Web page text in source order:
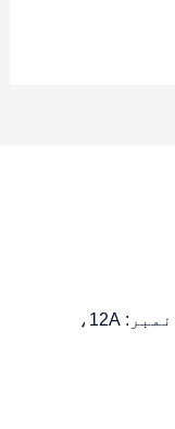
سسلی مرکیز محلی، حسات سوک نمبر: 12A،